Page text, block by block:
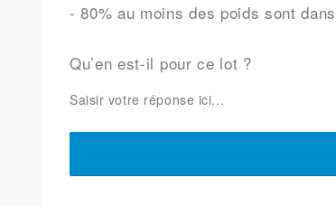
- 80% au moins des poids sont
Qu’en est-il pour ce lot ?